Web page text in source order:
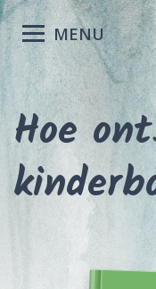
MENU
Hoe